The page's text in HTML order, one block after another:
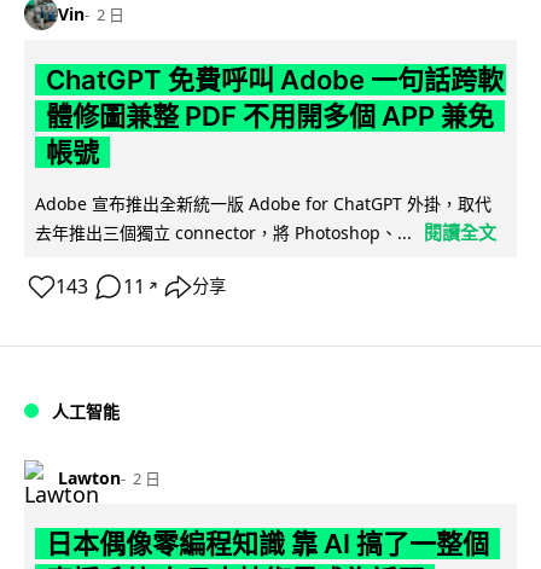
Vin 2 日
ChatGPT 免費呼叫 Adobe 一句話跨軟
體修圖兼整 PDF 不用開多個 APP 兼免
帳號
Adobe 宣布推出全新統一版 Adobe for ChatGPT 外掛，取代
去年推出三個獨立 connector，將 Photoshop、...
閱讀全文
143 11 ↗ 分享
人工智能
Lawton 2 日
日本偶像零編程知識 靠 AI 搞了一整個